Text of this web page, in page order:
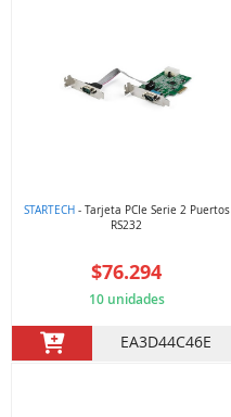
STARTECH - Tarjeta PCIe Serie 2 Puertos
RS232
$76.294
10 unidades
EA3D44C46E